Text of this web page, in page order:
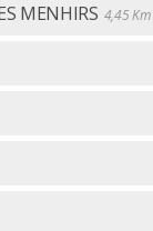
MENHIRS 4,45 Km